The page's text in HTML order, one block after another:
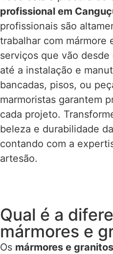
profissional em
profissionais são
trabalhar com mármore
serviços que vão
até a instalação e
bancadas, pisos, ou
marmoristas garantem
cada projeto.
beleza e durabilidade
contando com a
artesão.
Qual é a
mármores e
Os mármores e granitos